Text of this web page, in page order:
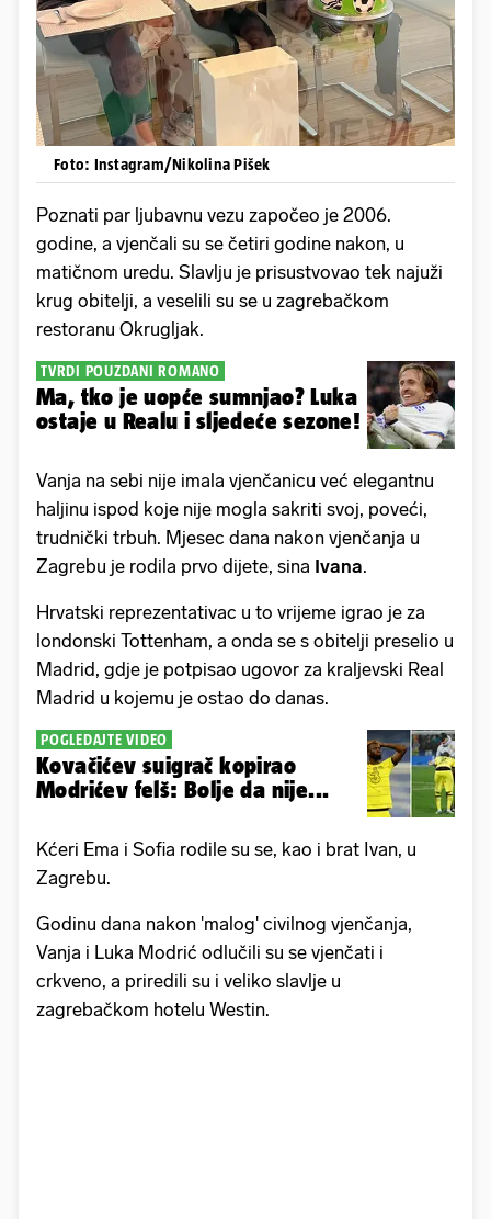
Foto: Instagram/Nikolina Pišek
Poznati par ljubavnu vezu započeo je 2006.
godine, a vjenčali su se četiri godine nakon, u
matičnom uredu. Slavlju je prisustvovao tek najuži
krug obitelji, a veselili su se u zagrebačkom
restoranu Okrugljak.
TVRDI POUZDANI ROMANO
Ma, tko je uopće sumnjao? Luka
ostaje u Realu i sljedeće sezone!
Vanja na sebi nije imala vjenčanicu već elegantnu
haljinu ispod koje nije mogla sakriti svoj, poveći,
trudnički trbuh. Mjesec dana nakon vjenčanja u
Zagrebu je rodila prvo dijete, sina Ivana.
Hrvatski reprezentativac u to vrijeme igrao je za
londonski Tottenham, a onda se s obitelji preselio u
Madrid, gdje je potpisao ugovor za kraljevski Real
Madrid u kojemu je ostao do danas.
POGLEDAJTE VIDEO
Kovačićev suigrač kopirao
Modrićev felš: Bolje da nije...
Kćeri Ema i Sofia rodile su se, kao i brat Ivan, u
Zagrebu.
Godinu dana nakon 'malog' civilnog vjenčanja,
Vanja i Luka Modrić odlučili su se vjenčati i
crkveno, a priredili su i veliko slavlje u
zagrebačkom hotelu Westin.